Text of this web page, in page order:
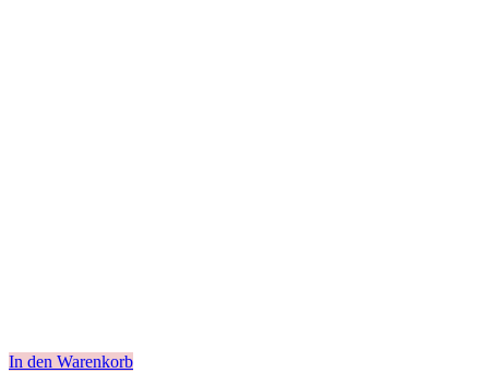
In den Warenkorb